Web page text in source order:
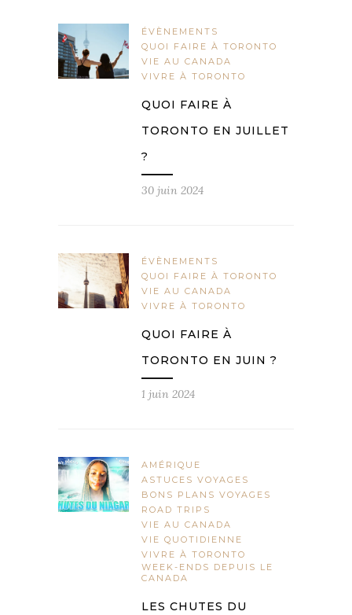
ÉVÈNEMENTS
QUOI FAIRE À TORONTO
VIE AU CANADA
VIVRE À TORONTO
QUOI FAIRE À
TORONTO EN JUILLET
?
30 juin 2024
ÉVÈNEMENTS
QUOI FAIRE À TORONTO
VIE AU CANADA
VIVRE À TORONTO
QUOI FAIRE À
TORONTO EN JUIN ?
1 juin 2024
AMÉRIQUE
ASTUCES VOYAGES
BONS PLANS VOYAGES
ROAD TRIPS
VIE AU CANADA
VIE QUOTIDIENNE
VIVRE À TORONTO
WEEK-ENDS DEPUIS LE
CANADA
LES CHUTES DU